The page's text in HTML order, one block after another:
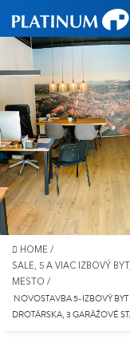
HOME /
SALE, 5 A VIAC IZBOVÝ
MESTO /
NOVOSTAVBA 5-IZBOVÝ
DROTÁRSKA, 3 GARÁŽOVÉ